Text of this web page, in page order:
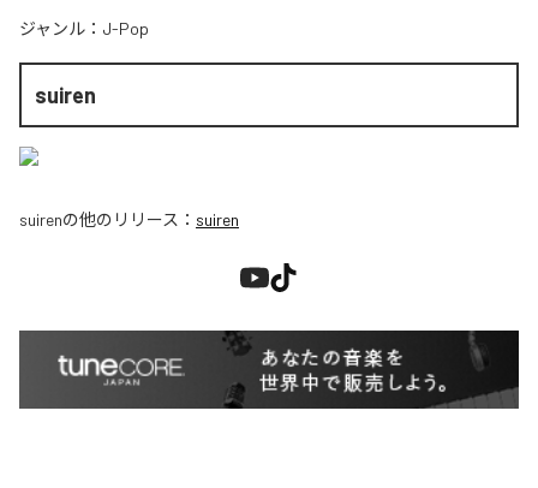
ジャンル： J-Pop
suiren
suirenの他のリリース： suiren